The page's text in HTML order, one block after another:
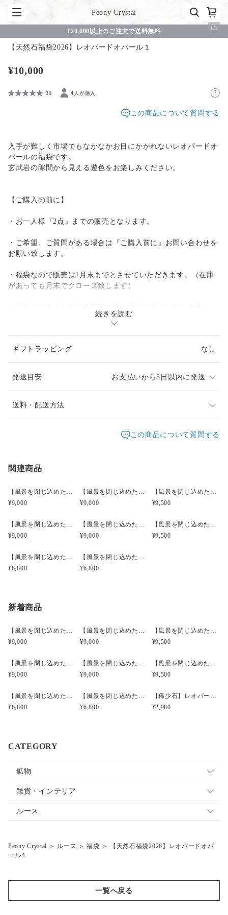
Peony Crystal
¥20,000以上のご注文で送料無料 1 /1
【天然石福袋2026】レオパードオパール１
¥10,000
39 4人が購入
この商品について質問する
入手が難しく市場でもなかなかお目にかかれないレオパードオ
パールの福袋です。
玄武岩の隙間から見える遊色をお楽しみください。
【ご購入の前に】
・お一人様『2点』までの販売となります。
・ご希望、ご質問がある場合は『ご購入前に』お問い合わせを
お願い致します。
・福袋なので販売は1月末までとさせていただきます。（在庫
があっても月末でクローズ致します）
・産地:Zimapán, Estado de Hidalgo, Mexico,
・セットのルースはおまかせとなり、内容のご指定はできませ
ん
オパールが入り込む、いわゆるマトリックスオパールの一種で
「レオパードオパール」と呼ばれます。
気が高いです。
※黒い母岩のマトリックスオパールは他国でも算出されます
指します。
続きを読む
ギフトラッピング なし
発送目安 お支払いから3日以内に発送
発送は通常2、3日以内に対応させて頂いております。
イベント等で不在時はベストエフォートでの対応になり
送料・配送方法
宅急便コンパクト
¥20,000以上のご注文で送料無料
この商品について質問する
関連商品
【風景を閉じ込めたモスアゲートルースフレーム】【インドネシア産】MA3201
¥9,000
【風景を閉じ込めたモスアゲートルースフレーム】【インドネシア産】MA4103
¥9,000
【風景を閉じ込めたモスアゲートルースフレーム】【インドネシア産】MA4603
¥9,500
【風景を閉じ込めたモスアゲートルースフレーム】【インドネシア産】MA4604
¥9,000
【風景を閉じ込めたモスアゲートルースフレーム】【インドネシア産】MA4606
¥9,000
【風景を閉じ込めたモスアゲートルースフレーム】【インドネシア産】MA5002
¥9,500
【風景を閉じ込めたモスアゲートルースフレーム】【インドネシア産】MA1601
¥6,800
【風景を閉じ込めたモスアゲートルースフレーム】【インドネシア産】MA1602
¥6,800
新着商品
【風景を閉じ込めたモスアゲートルースフレーム】【インドネシア産】MA3201
¥9,000
【風景を閉じ込めたモスアゲートルースフレーム】【インドネシア産】MA4103
¥9,000
【風景を閉じ込めたモスアゲートルースフレーム】【インドネシア産】MA4603
¥9,500
【風景を閉じ込めたモスアゲートルースフレーム】【インドネシア産】MA4604
¥9,000
【風景を閉じ込めたモスアゲートルースフレーム】【インドネシア産】MA4606
¥9,000
【風景を閉じ込めたモスアゲートルースフレーム】【インドネシア産】MA5002
¥9,500
【風景を閉じ込めたモスアゲートルースフレーム】【インドネシア産】MA1601
¥6,800
【風景を閉じ込めたモスアゲートルースフレーム】【インドネシア産】MA1602
¥6,800
【稀少石】レオパードオパール（ミニボトル）
¥2,980
CATEGORY
鉱物
原石
オパール
標本
雑貨・インテリア
雑貨
ルース
モスアゲート
福袋
Peony Crystal ＞ ルース ＞福袋 ＞
【天然石福袋2026】レオパードオパ
ール１
一覧へ戻る